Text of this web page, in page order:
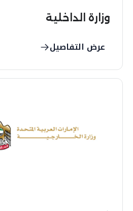
وزارة الداخلية
عرض التفاصيل